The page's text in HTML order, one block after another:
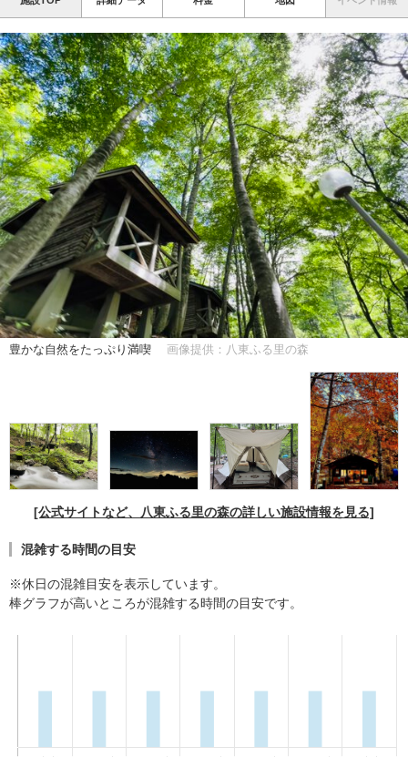
豊かな自然をたっぷり満喫 画像提供：八東ふる里の森
[公式サイトなど、八東ふる里の森の詳しい施設情報を見る]
混雑する時間の目安
※休日の混雑目安を表示しています。
棒グラフが高いところが混雑する時間の目安です。